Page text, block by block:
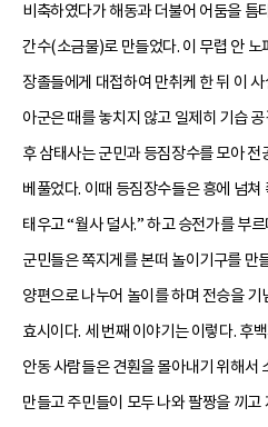
비축하였다가 해동과 더불어 어둠을 틈
간수(소금물)로 만들었다. 이 무렵 안 노
장졸들에게 대접하여 만취케 한 뒤 이
아군은 때를 놓치지 않고 일제히 기습
후 삼태사는 군민과 등짐장수를 모아
베풀었다. 이때 등짐장수들은 흥에 넘쳐
태우고 “월사 덜사.” 하고 승전가를 부
군민들은 쪽지게를 본떠 놀이기구를 만
양편으로 나누어 놀이를 하며 전승을 기
효시이다. 세 번째 이야기는 이렇다. 후
안동 사람들은 견훤을 몰아내기 위해서
만들고 주민들이 모두 나와 팔짱을 끼